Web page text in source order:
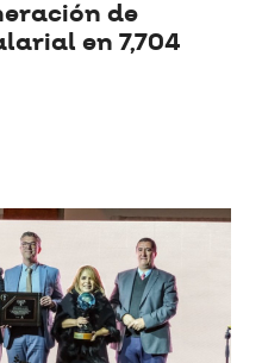
de
en 7,704